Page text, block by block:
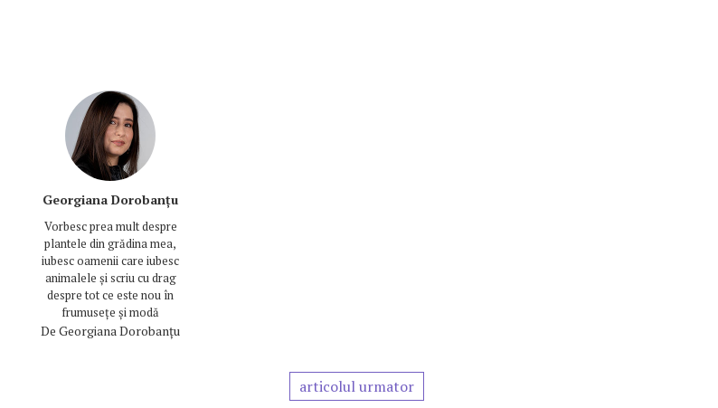
Georgiana Dorobanțu
Vorbesc prea mult despre
plantele din grădina mea,
iubesc oamenii care iubesc
animalele și scriu cu drag
despre tot ce este nou în
frumusețe și modă
De Georgiana Dorobanțu
articolul urmator